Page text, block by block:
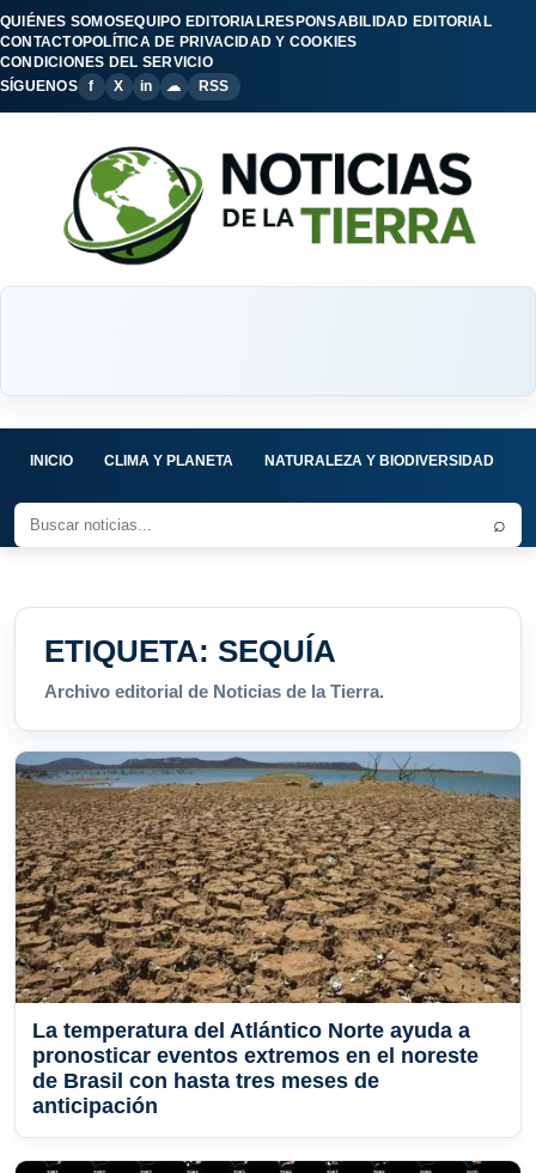
QUIÉNES SOMOSEQUIPO EDITORIALRESPONSABILIDAD EDITORIAL
CONTACTOPOLÍTICA DE PRIVACIDAD Y COOKIES
CONDICIONES DEL SERVICIO
SÍGUENOS
f X in ☁ RSS
INICIO CLIMA Y PLANETA NATURALEZA Y BIODIVERSIDAD
⌕
ETIQUETA: SEQUÍA
Archivo editorial de Noticias de la Tierra.
La temperatura del Atlántico Norte ayuda a
pronosticar eventos extremos en el noreste
de Brasil con hasta tres meses de
anticipación